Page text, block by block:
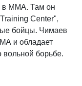
в ММА. Там он
Center",
бойцы. Чимаев
и обладает
вольной борьбе.